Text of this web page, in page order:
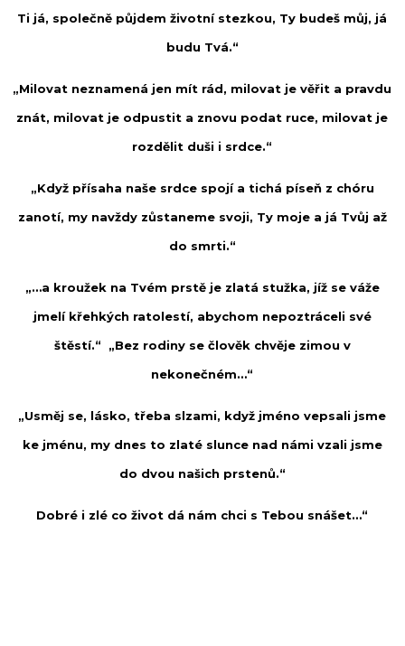
Ti já, společně půjdem životní stezkou, Ty budeš můj, já
budu Tvá.“
„Milovat neznamená jen mít rád, milovat je věřit a pravdu
znát, milovat je odpustit a znovu podat ruce, milovat je
rozdělit duši i srdce.“
„Když přísaha naše srdce spojí a tichá píseň z chóru
zanotí, my navždy zůstaneme svoji, Ty moje a já Tvůj až
do smrti.“
„…a kroužek na Tvém prstě je zlatá stužka, jíž se váže
jmelí křehkých ratolestí, abychom nepoztráceli své
štěstí.“ „Bez rodiny se člověk chvěje zimou v
nekonečném…“
„Usměj se, lásko, třeba slzami, když jméno vepsali jsme
ke jménu, my dnes to zlaté slunce nad námi vzali jsme
do dvou našich prstenů.“
Dobré i zlé co život dá nám chci s Tebou snášet…“